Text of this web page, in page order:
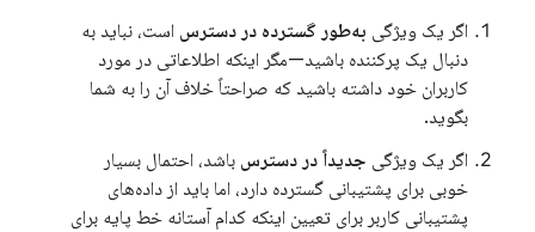
اگر یک ویژگی به‌طور گسترده در دسترس است، نباید به
دنبال یک پرکننده باشید—مگر اینکه اطلاعاتی در مورد
کاربران خود داشته باشید که صراحتاً خلاف آن را به شما
بگوید.
اگر یک ویژگی جدیداً در دسترس باشد، احتمال بسیار
خوبی برای پشتیبانی گسترده دارد، اما باید از داده‌های
پشتیبانی کاربر برای تعیین اینکه کدام آستانه خط پایه برای